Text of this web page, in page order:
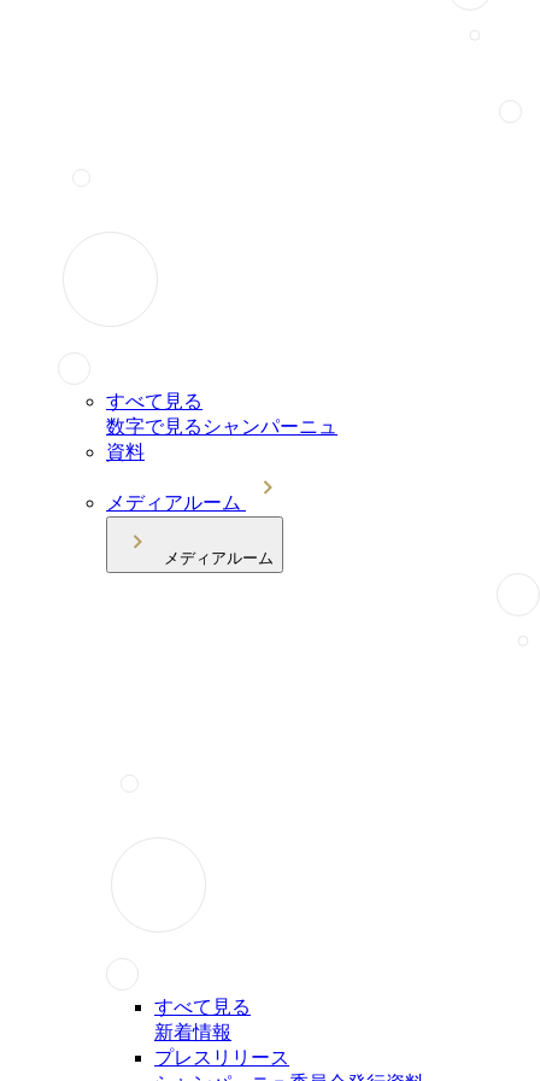
すべて見る
数字で見るシャンパーニュ
資料
メディアルーム
メディアルーム
すべて見る
新着情報
プレスリリース